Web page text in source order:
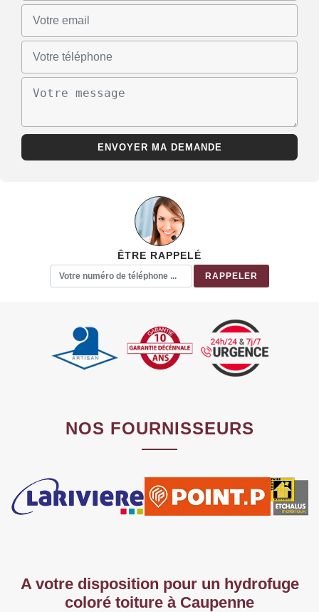
ÊTRE RAPPELÉ
NOS FOURNISSEURS
A votre disposition pour un hydrofuge
coloré toiture à Caupenne